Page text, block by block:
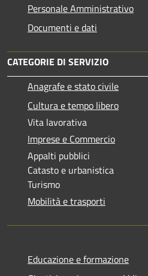
Personale Amministrativo
Documenti e dati
CATEGORIE DI SERVIZIO
Anagrafe e stato civile
Cultura e tempo libero
Vita lavorativa
Imprese e Commercio
Appalti pubblici
Catasto e urbanistica
Turismo
Mobilità e trasporti
Educazione e formazione